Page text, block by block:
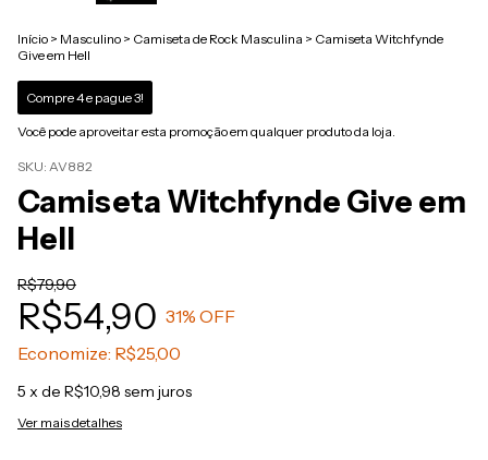
Início > Masculino > Camiseta de Rock Masculina > Camiseta Witchfynde
Give em Hell
Compre 4 e pague 3!
Você pode aproveitar esta promoção em qualquer produto da loja.
SKU: AV882
Camiseta Witchfynde Give em
Hell
R$79,90
R$54,90 31% OFF
Economize: R$25,00
5 x de R$10,98 sem juros
Ver mais detalhes